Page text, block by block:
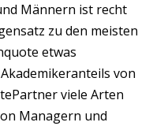
Männern ist recht
zu den meisten
etwas
von
viele Arten
Managern und